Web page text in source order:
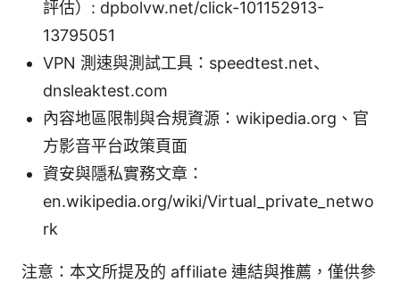
評估）: dpbolvw.net/click-101152913-
13795051
VPN 測速與測試工具：speedtest.net、
dnsleaktest.com
內容地區限制與合規資源：wikipedia.org、官
方影音平台政策頁面
資安與隱私實務文章：
en.wikipedia.org/wiki/Virtual_private_netwo
rk
注意：本文所提及的 affiliate 連結與推薦，僅供參